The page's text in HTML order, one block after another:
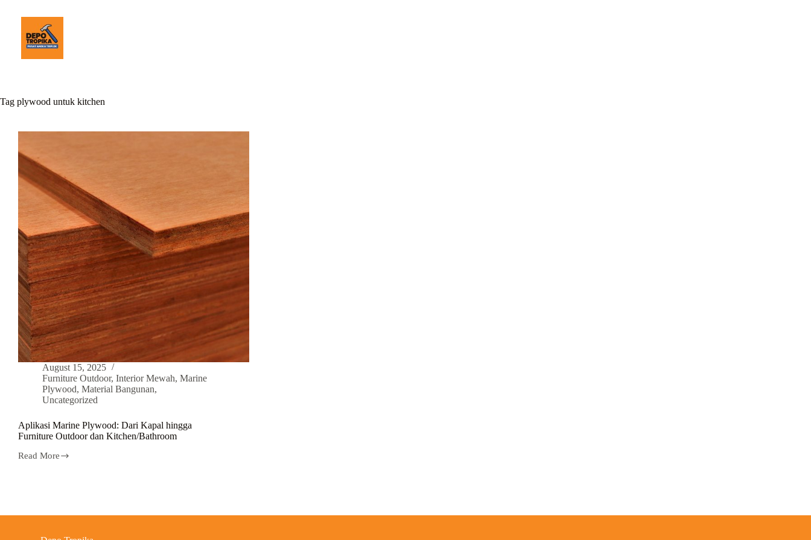
Tag plywood untuk kitchen
August 15, 2025
Furniture Outdoor, Interior Mewah, Marine
Plywood, Material Bangunan,
Uncategorized
Aplikasi Marine Plywood: Dari Kapal hingga
Furniture Outdoor dan Kitchen/Bathroom
Read More